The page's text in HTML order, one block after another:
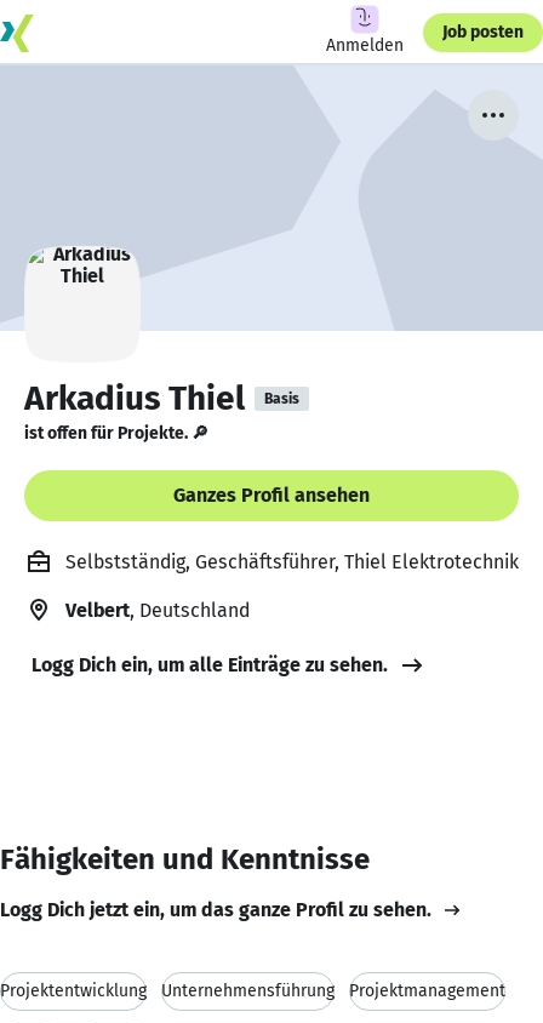
Anmelden
Job posten
Arkadius Thiel Basis
ist offen für Projekte. 🔎
Ganzes Profil ansehen
Selbstständig, Geschäftsführer, Thiel Elektrotechnik
Velbert, Deutschland
Logg Dich ein, um alle Einträge zu sehen.
Fähigkeiten und Kenntnisse
Logg Dich jetzt ein, um das ganze Profil zu sehen.
Projektentwicklung Unternehmensführung Projektmanagement